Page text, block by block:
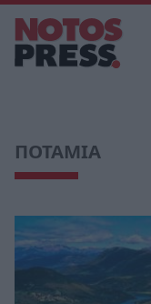
ΠΟΤΑΜΙΑ